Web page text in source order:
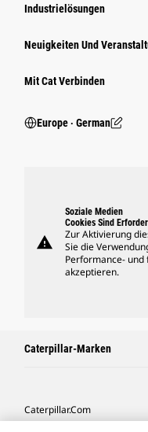
Industrielösungen
Neuigkeiten Und
Mit Cat Verbinden
Europe ‧ German
warning
Soziale Medien
Cookies Sind
Zur Aktivierung
Sie die
Performance- und
akzeptieren.
Caterpillar-Marken
Caterpillar.com